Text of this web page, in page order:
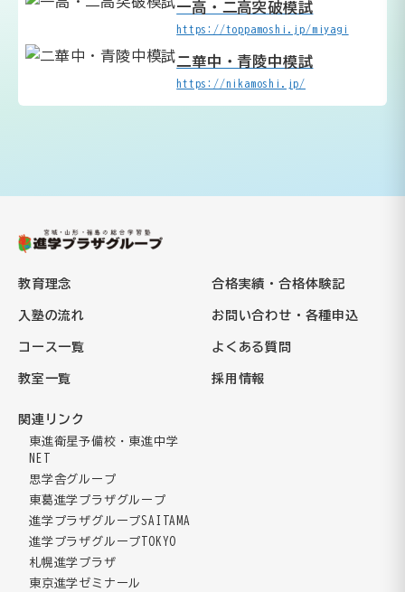
一高・二高突破模試
https://toppamoshi.jp/miyagi
二華中・青陵中模試
https://nikamoshi.jp/
教育理念
入塾の流れ
コース一覧
教室一覧
合格実績・合格体験記
お問い合わせ・各種申込
よくある質問
採用情報
関連リンク
東進衛星予備校・東進中学
NET
思学舎グループ
東葛進学プラザグループ
進学プラザグループSAITAMA
進学プラザグループTOKYO
札幌進学プラザ
東京進学ゼミナール